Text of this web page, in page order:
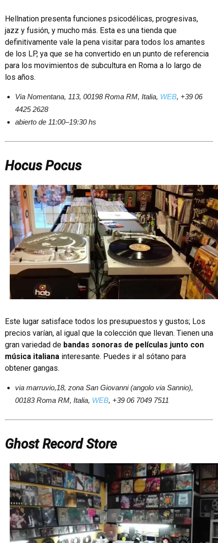
Hellnation presenta funciones psicodélicas, progresivas,
jazz y fusión, y mucho más. Esta es una tienda que
definitivamente vale la pena visitar para todos los amantes
de los LP, ya que se ha convertido en un punto de referencia
para los movimientos de subcultura en Roma a lo largo de
los años.
Via Nomentana, 113, 00198 Roma RM, Italia, WEB, +39 06
4425 2628
abierto de 11:00–19:30 hs
Hocus Pocus
Este lugar satisface todos los presupuestos y gustos; Los
precios varían, al igual que la colección que llevan. Tienen una
gran variedad de bandas sonoras de películas junto con
música italiana interesante. Puedes ir al sótano para
obtener gangas.
via marruvio,18, zona San Giovanni (angolo via Sannio),
00183 Roma RM, Italia, WEB, +39 06 7049 7511
Ghost Record Store